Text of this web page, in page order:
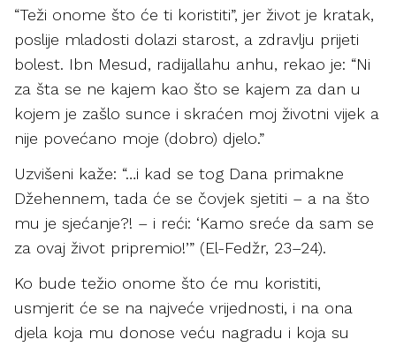
“Teži onome što će ti koristiti”, jer život je kratak,
poslije mladosti dolazi starost, a zdravlju prijeti
bolest. Ibn Mesud, radijallahu anhu, rekao je: “Ni
za šta se ne kajem kao što se kajem za dan u
kojem je zašlo sunce i skraćen moj životni vijek a
nije povećano moje (dobro) djelo.”
Uzvišeni kaže: “…i kad se tog Dana primakne
Džehennem, tada će se čovjek sjetiti – a na što
mu je sjećanje?! – i reći: ‘Kamo sreće da sam se
za ovaj život pripremio!’” (El-Fedžr, 23–24).
Ko bude težio onome što će mu koristiti,
usmjerit će se na najveće vrijednosti, i na ona
djela koja mu donose veću nagradu i koja su